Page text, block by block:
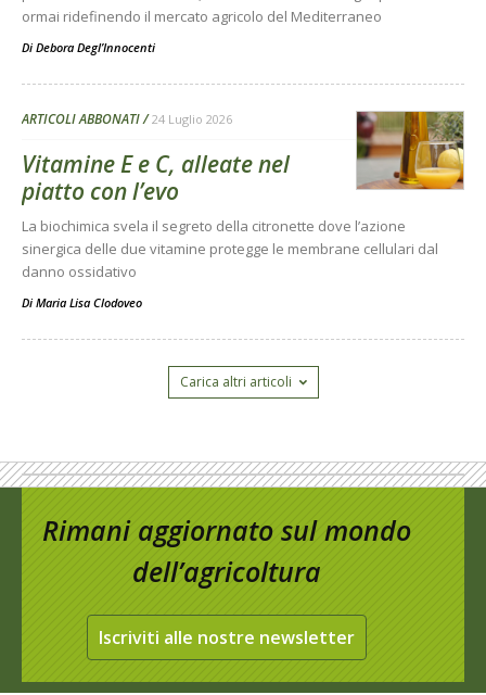
ormai ridefinendo il mercato agricolo del Mediterraneo
Di Debora Degl’Innocenti
ARTICOLI ABBONATI 24 Luglio 2026
Vitamine E e C, alleate nel
piatto con l’evo
La biochimica svela il segreto della citronette dove l’azione
sinergica delle due vitamine protegge le membrane cellulari dal
danno ossidativo
Di Maria Lisa Clodoveo
Carica altri articoli
Rimani aggiornato sul mondo
dell’agricoltura
Iscriviti alle nostre newsletter